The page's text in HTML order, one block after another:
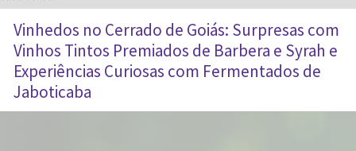
Vinhedos no Cerrado de Goiás: Surpresas com
Vinhos Tintos Premiados de Barbera e Syrah e
Experiências Curiosas com Fermentados de
Jaboticaba